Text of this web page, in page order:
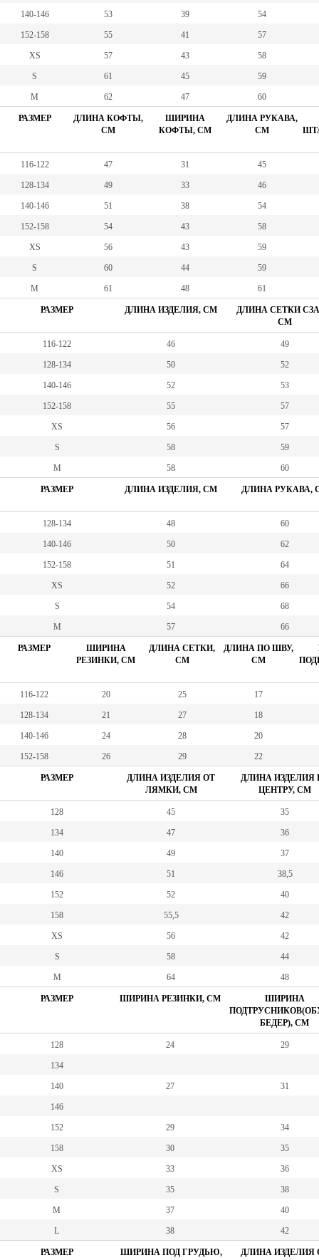
140-146 53 39 54
152-158 55 41 57
XS 57 43 58
S 61 45 59
M 62 47 60
РАЗМЕР
ДЛИНА КОФТЫ,
СМ
ШИРИНА
КОФТЫ, СМ
ДЛИНА РУКАВА,
СМ
116-122 47 31 45
128-134 49 33 46
140-146 51 38 54
152-158 54 43 58
XS 56 43 59
S 60 44 59
M 61 48 61
РАЗМЕР ДЛИНА ИЗДЕЛИЯ, СМ
ДЛИНА СЕТКИ
СМ
116-122 46 49
128-134 50 52
140-146 52 53
152-158 55 57
XS 56 57
S 58 59
М 58 60
РАЗМЕР ДЛИНА ИЗДЕЛИЯ, СМ ДЛИНА РУКАВА,
128-134 48 60
140-146 50 62
152-158 51 64
XS 52 66
S 54 68
M 57 66
РАЗМЕР
ШИРИНА
РЕЗИНКИ, СМ
ДЛИНА СЕТКИ,
СМ
ДЛИНА ПО ШВУ,
СМ
116-122 20 25 17
128-134 21 27 18
140-146 24 28 20
152-158 26 29 22
РАЗМЕР
ДЛИНА ИЗДЕЛИЯ ОТ
ЛЯМКИ, СМ
ДЛИНА ИЗДЕЛИЯ
ЦЕНТРУ, СМ
128 45 35
134 47 36
140 49 37
146 51 38,5
152 52 40
158 55,5 42
XS 56 42
S 58 44
M 64 48
РАЗМЕР ШИРИНА РЕЗИНКИ, СМ
ШИРИНА
БЕДЕР), СМ
128 24 29
134
140 27 31
146
152 29 34
158 30 35
XS 33 36
S 35 38
M 37 40
L 38 42
РАЗМЕР
ШИРИНА ПОД ГРУДЬЮ,
ДЛИНА ИЗДЕЛИЯ